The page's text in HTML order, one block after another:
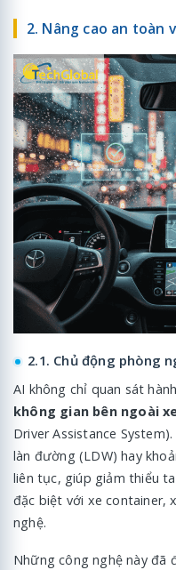
2. Nâng cao an toàn
2.1. Chủ động phòng
AI không chỉ quan sát
không gian bên ngoài
Driver Assistance
làn đường (LDW) hay
liên tục, giúp giảm thiểu
đặc biệt với xe container,
nghệ.
Những công nghệ này đã